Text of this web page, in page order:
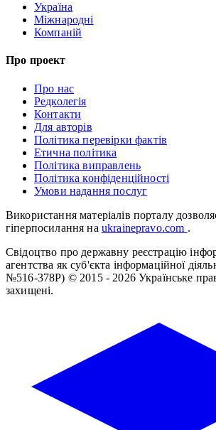
Україна
Міжнародні
Компаній
Про проект
Про нас
Редколегія
Контакти
Для авторів
Політика перевірки фактів
Етична політика
Політика виправлень
Політика конфіденційності
Умови надання послуг
Використання матеріалів порталу
гіперпосилання на ukrainepravo.com .
Свідоцтво про державну реєстрацію
агентства як суб'єкта інформаційної
№516-378Р) © 2015 - 2026 Українське
захищені.